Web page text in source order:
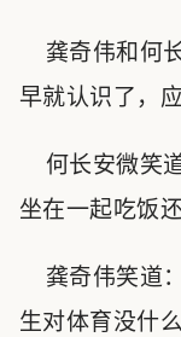
龚奇伟和何
早就认识了，
何长安微笑
坐在一起吃饭
龚奇伟笑道
生对体育没什